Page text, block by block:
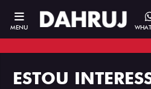
MENU
ESTOU